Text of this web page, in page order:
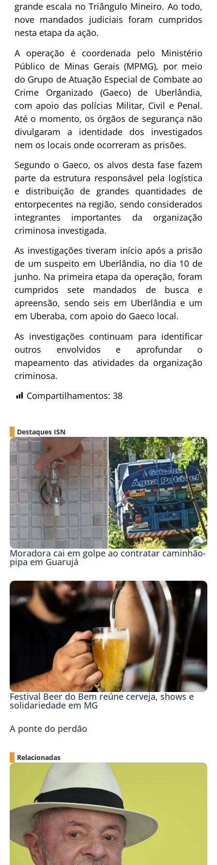
grande escala no Triângulo Mineiro. Ao todo,
nove mandados judiciais foram cumpridos
nesta etapa da ação.
A operação é coordenada pelo Ministério
Público de Minas Gerais (MPMG), por meio
do Grupo de Atuação Especial de Combate ao
Crime Organizado (Gaeco) de Uberlândia,
com apoio das polícias Militar, Civil e Penal.
Até o momento, os órgãos de segurança não
divulgaram a identidade dos investigados
nem os locais onde ocorreram as prisões.
Segundo o Gaeco, os alvos desta fase fazem
parte da estrutura responsável pela logística
e distribuição de grandes quantidades de
entorpecentes na região, sendo considerados
integrantes importantes da organização
criminosa investigada.
As investigações tiveram início após a prisão
de um suspeito em Uberlândia, no dia 10 de
junho. Na primeira etapa da operação, foram
cumpridos sete mandados de busca e
apreensão, sendo seis em Uberlândia e um
em Uberaba, com apoio do Gaeco local.
As investigações continuam para identificar
outros envolvidos e aprofundar o
mapeamento das atividades da organização
criminosa.
Compartilhamentos: 38
Destaques ISN
Moradora cai em golpe ao contratar caminhão-
pipa em Guarujá
Festival Beer do Bem reúne cerveja, shows e
solidariedade em MG
A ponte do perdão
Relacionadas